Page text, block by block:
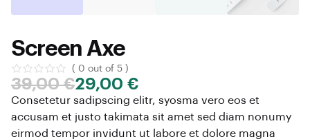
Screen Axe
( 0 out of 5 )
39,00€29,00 €
Consetetur sadipscing elitr, syosma vero eos et
accusam et justo takimata sit amet sed diam nonumy
eirmod tempor invidunt ut labore et dolore magna